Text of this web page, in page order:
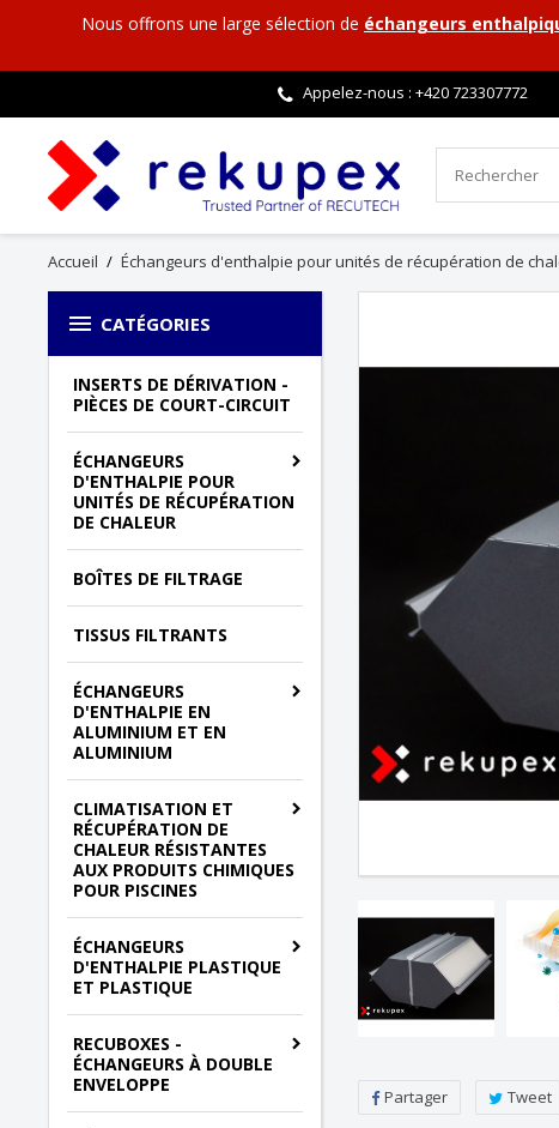
Nous offrons une large sélection de échangeurs
Appelez-nous : +420723307772
Accueil Échangeurs d'enthalpie pour unités de récupération de
 CATÉGORIES
INSERTS DE DÉRIVATION -
PIÈCES DE COURT-CIRCUIT
ÉCHANGEURS
D'ENTHALPIE POUR
UNITÉS DE RÉCUPÉRATION
DE CHALEUR
BOÎTES DE FILTRAGE
TISSUS FILTRANTS
ÉCHANGEURS
D'ENTHALPIE EN
ALUMINIUM ET EN
ALUMINIUM
CLIMATISATION ET
RÉCUPÉRATION DE
CHALEUR RÉSISTANTES
AUX PRODUITS CHIMIQUES
POUR PISCINES
ÉCHANGEURS
D'ENTHALPIE PLASTIQUE
ET PLASTIQUE
RECUBOXES -
ÉCHANGEURS À DOUBLE
ENVELOPPE
Partager Tweet